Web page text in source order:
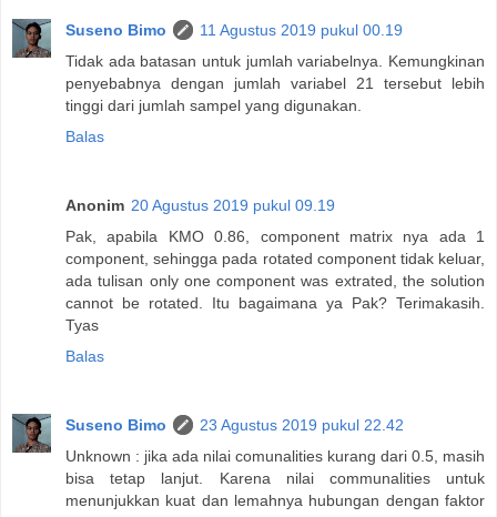
Suseno Bimo
11 Agustus 2019 pukul 00.19
Tidak ada batasan untuk jumlah variabelnya. Kemungkinan
penyebabnya dengan jumlah variabel 21 tersebut lebih
tinggi dari jumlah sampel yang digunakan.
Balas
Anonim 20 Agustus 2019 pukul 09.19
Pak, apabila KMO 0.86, component matrix nya ada 1
component, sehingga pada rotated component tidak keluar,
ada tulisan only one component was extrated, the solution
cannot be rotated. Itu bagaimana ya Pak? Terimakasih.
Tyas
Balas
Suseno Bimo
23 Agustus 2019 pukul 22.42
Unknown : jika ada nilai comunalities kurang dari 0.5, masih
bisa tetap lanjut. Karena nilai communalities untuk
menunjukkan kuat dan lemahnya hubungan dengan faktor